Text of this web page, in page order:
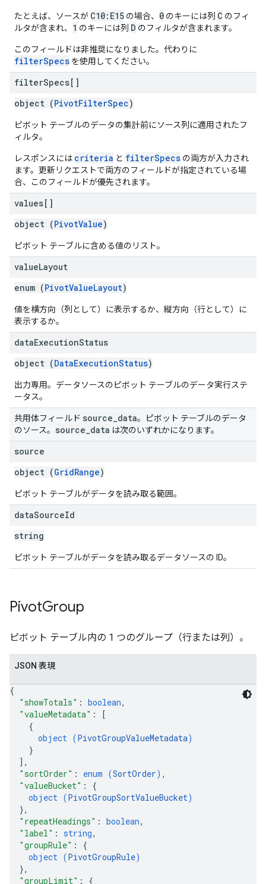
たとえば、ソースが C10:E15 の場合、 0 のキーには列 C のフィ
ルタが含まれ、 1 のキーには列 D のフィルタが含まれます。
このフィールドは非推奨になりました。代わりに
filterSpecs を使用してください。
filterSpecs[]
object (PivotFilterSpec)
ピボット テーブルのデータの集計前にソース列に適用されたフ
ィルタ。
レスポンスには criteria と filterSpecs の両方が入力され
ます。更新リクエストで両方のフィールドが指定されている場
合、このフィールドが優先されます。
values[]
object (PivotValue)
ピボット テーブルに含める値のリスト。
valueLayout
enum (PivotValueLayout)
値を横方向（列として）に表示するか、縦方向（行として）に
表示するか。
dataExecutionStatus
object (DataExecutionStatus)
出力専用。データソースのピボット テーブルのデータ実行ステ
ータス。
共用体フィールド source data。ピボット テーブルのデータ
のソース。 source data は次のいずれかになります。
source
object (GridRange)
ピボット テーブルがデータを読み取る範囲。
dataSourceId
string
ピボット テーブルがデータを読み取るデータソースの ID。
PivotGroup
ピボット テーブル内の 1 つのグループ（行または列）。
JSON 表現
{
"showTotals" : boolean,
"valueMetadata" :
[
{
object (PivotGroupValueMetadata)
}
] ,
"sortOrder" : enum (SortOrder) ,
"valueBucket" : {
object (PivotGroupSortValueBucket)
},
"repeatHeadings" : boolean,
"label" : string,
"groupRule" : {
object (PivotGroupRule)
},
"groupLimit" : {